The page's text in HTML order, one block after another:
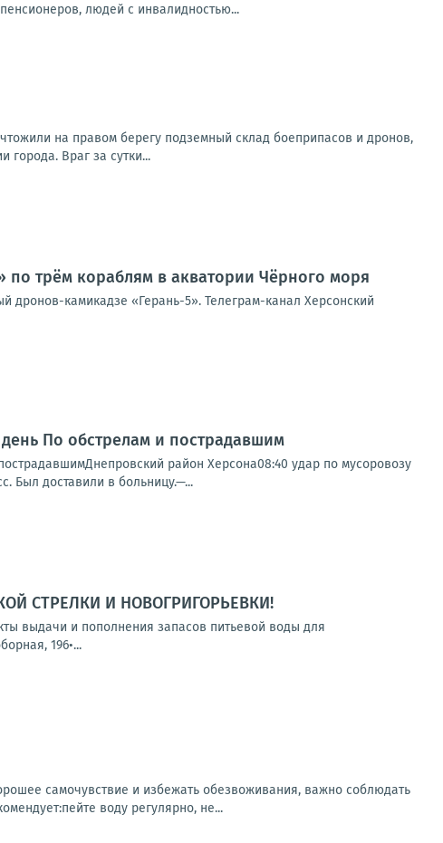
людей с инвалидностью...
на правом берегу подземный склад боеприпасов и дронов,
города. Враг за сутки...
по трём кораблям в акватории Чёрного моря
дронов-камикадзе «Герань-5». Телеграм-канал Херсонский
По обстрелам и пострадавшим
район Херсона08:40 удар по мусоровозу
Был доставили в больницу.—...
СТРЕЛКИ И НОВОГРИГОРЬЕВКИ!
выдачи и пополнения запасов питьевой воды для
196•...
самочувствие и избежать обезвоживания, важно соблюдать
воду регулярно, не...